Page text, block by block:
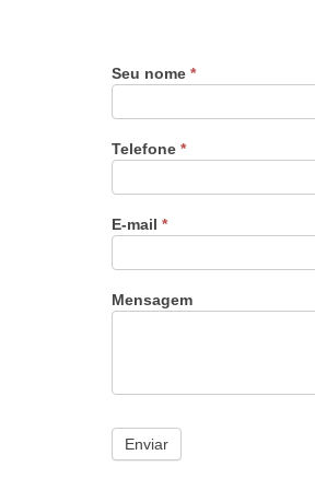
Seu nome *
Telefone *
E-mail *
Mensagem
Enviar